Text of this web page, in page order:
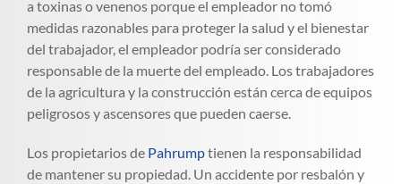
a toxinas o venenos porque el empleador no tomó
medidas razonables para proteger la salud y el bienestar
del trabajador, el empleador podría ser considerado
responsable de la muerte del empleado. Los trabajadores
de la agricultura y la construcción están cerca de equipos
peligrosos y ascensores que pueden caerse.
Los propietarios de Pahrumptienen la responsabilidad
de mantener su propiedad. Un accidente por resbalón y